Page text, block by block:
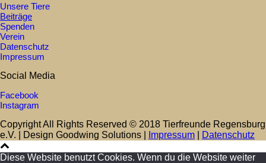
Unsere Tiere
Beiträge
Spenden
Verein
Datenschutz
Impressum
Social Media
Facebook
Instagram
Copyright All Rights Reserved © 2018 Tierfreunde Regensburg
e.V. | Design Goodwing Solutions |
Impressum Datenschutz
Diese Website benutzt Cookies. Wenn du die Website weiter